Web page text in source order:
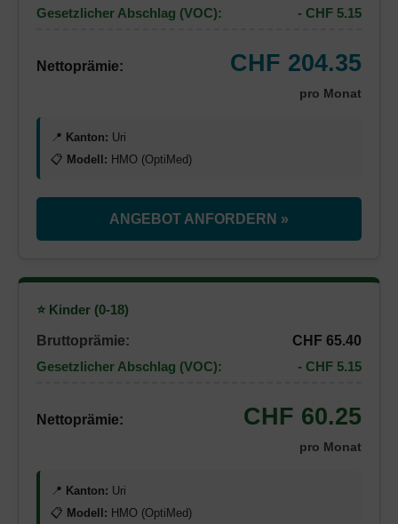
Gesetzlicher Abschlag (VOC):
- CHF 5.15
Nettoprämie: CHF 204.35
pro Monat
📍 Kanton: Uri
📋 Modell: HMO (OptiMed)
ANGEBOT ANFORDERN »
⭐ Kinder (0-18)
Bruttoprämie:
CHF 65.40
Gesetzlicher Abschlag (VOC):
- CHF 5.15
Nettoprämie: CHF 60.25
pro Monat
📍 Kanton: Uri
📋 Modell: HMO (OptiMed)